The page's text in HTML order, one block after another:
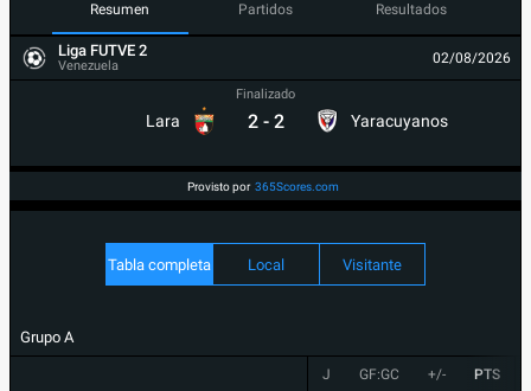
Resumen Partidos Resultados
Liga FUTVE 2
Venezuela 02/08/2026
Lara
Finalizado
2 - 2 Yaracuyanos
Provisto por 365Scores.com
Tabla completa Local Visitante
Grupo A
J GF:GC +/- PTS